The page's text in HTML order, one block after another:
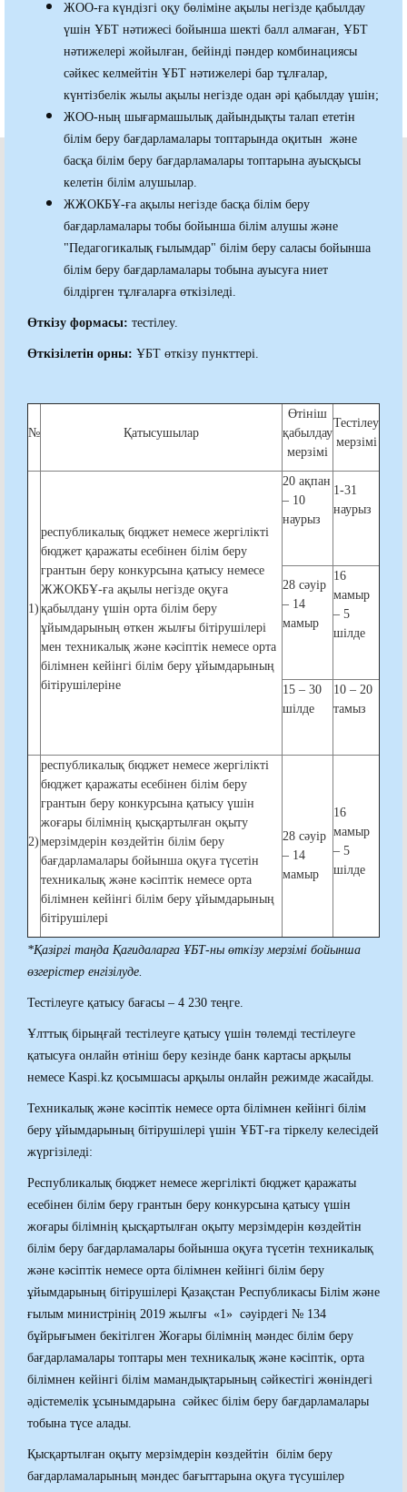
ЖОО-ға күндізгі оқу бөліміне ақылы негізде қабылдау
үшін ҰБТ нәтижесі бойынша шекті балл алмаған, ҰБТ
нәтижелері жойылған, бейінді пәндер комбинациясы
сәйкес келмейтін ҰБТ нәтижелері бар тұлғалар,
күнтізбелік жылы ақылы негізде одан әрі қабылдау үшін;
ЖОО-ның шығармашылық дайындықты талап ететін
білім беру бағдарламалары топтарында оқитын және
басқа білім беру бағдарламалары топтарына ауысқысы
келетін білім алушылар.
ЖЖОКБҰ-ға ақылы негізде басқа білім беру
бағдарламалары тобы бойынша білім алушы және
"Педагогикалық ғылымдар" білім беру саласы бойынша
білім беру бағдарламалары тобына ауысуға ниет
білдірген тұлғаларға өткізіледі.
Өткізу формасы: тестілеу.
Өткізілетін орны: ҰБТ өткізу пункттері.
№ Қатысушылар
Өтініш
қабылдау
мерзімі
Тестілеу
мерзімі
1)
республикалық бюджет немесе жергілікті
бюджет қаражаты есебінен білім беру
грантын беру конкурсына қатысу немесе
ЖЖОКБҰ-ға ақылы негізде оқуға
қабылдану үшін орта білім беру
ұйымдарының өткен жылғы бітірушілері
мен техникалық және кәсіптік немесе орта
білімнен кейінгі білім беру ұйымдарының
бітірушілеріне
20 ақпан
– 10
наурыз
1-31
наурыз
28 сәуір
– 14
мамыр
16
мамыр
– 5
шілде
15 – 30
шілде
10 – 20
тамыз
2)
республикалық бюджет немесе жергілікті
бюджет қаражаты есебінен білім беру
грантын беру конкурсына қатысу үшін
жоғары білімнің қысқартылған оқыту
мерзімдерін көздейтін білім беру
бағдарламалары бойынша оқуға түсетін
техникалық және кәсіптік немесе орта
білімнен кейінгі білім беру ұйымдарының
бітірушілері
28 сәуір
– 14
мамыр
16
мамыр
– 5
шілде
*Қазіргі таңда Қағидаларға ҰБТ-ны өткізу мерзімі бойынша
өзгерістер енгізілуде.
Тестілеуге қатысу бағасы – 4 230 теңге.
Ұлттық бірыңғай тестілеуге қатысу үшін төлемді тестілеуге
қатысуға онлайн өтініш беру кезінде банк картасы арқылы
немесе Kaspi.kz қосымшасы арқылы онлайн режимде жасайды.
Техникалық және кәсіптік немесе орта білімнен кейінгі білім
беру ұйымдарының бітірушілері үшін ҰБТ-ға тіркелу келесідей
жүргізіледі:
Республикалық бюджет немесе жергілікті бюджет қаражаты
есебінен білім беру грантын беру конкурсына қатысу үшін
жоғары білімнің қысқартылған оқыту мерзімдерін көздейтін
білім беру бағдарламалары бойынша оқуға түсетін техникалық
және кәсіптік немесе орта білімнен кейінгі білім беру
ұйымдарының бітірушілері Қазақстан Республикасы Білім және
ғылым министрінің 2019 жылғы «1» сәуірдегі № 134
бұйрығымен бекітілген Жоғары білімнің мәндес білім беру
бағдарламалары топтары мен техникалық және кәсіптік, орта
білімнен кейінгі білім мамандықтарының сәйкестігі жөніндегі
әдістемелік ұсынымдарына сәйкес білім беру бағдарламалары
тобына түсе алады.
Қысқартылған оқыту мерзімдерін көздейтін білім беру
бағдарламаларының мәндес бағыттарына оқуға түсушілер